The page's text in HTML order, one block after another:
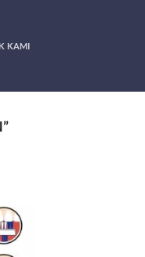
KAMI